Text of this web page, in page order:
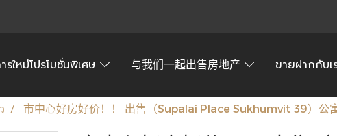
รใหม่โปรโมชั่นพิเศษ 与我们一起出售房地产 ขายฝากกับเ
市中心好房好价！！ 出售（Supalai Place Sukhumvit 39）公